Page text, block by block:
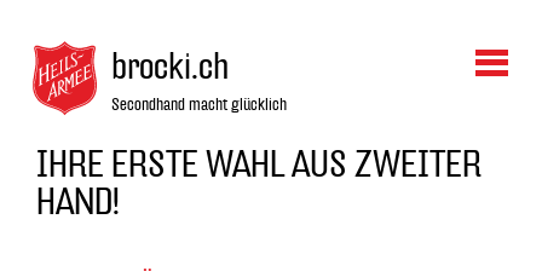
brocki.ch
Secondhand macht glücklich
IHRE ERSTE WAHL AUS ZWEITER
HAND!